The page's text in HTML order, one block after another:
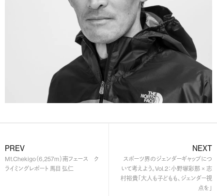
PREV
Mt.Chekigo（6,257ｍ）南フェース ク
ライミングレポート 馬目 弘仁
NEXT
スポーツ界のジェンダーギャップにつ
いて考えよう。Vol.2：小野塚彩那 × 志
村裕貴「大人も子どもも、ジェンダー視
点を」